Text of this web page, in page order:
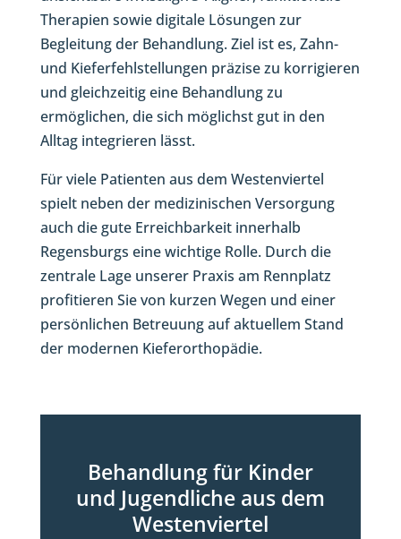
Therapien sowie digitale Lösungen zur
Begleitung der Behandlung. Ziel ist es, Zahn-
und Kieferfehlstellungen präzise zu korrigieren
und gleichzeitig eine Behandlung zu
ermöglichen, die sich möglichst gut in den
Alltag integrieren lässt.
Für viele Patienten aus dem Westenviertel
spielt neben der medizinischen Versorgung
auch die gute Erreichbarkeit innerhalb
Regensburgs eine wichtige Rolle. Durch die
zentrale Lage unserer Praxis am Rennplatz
profitieren Sie von kurzen Wegen und einer
persönlichen Betreuung auf aktuellem Stand
der modernen Kieferorthopädie.
Behandlung für Kinder
und Jugendliche aus dem
Westenviertel